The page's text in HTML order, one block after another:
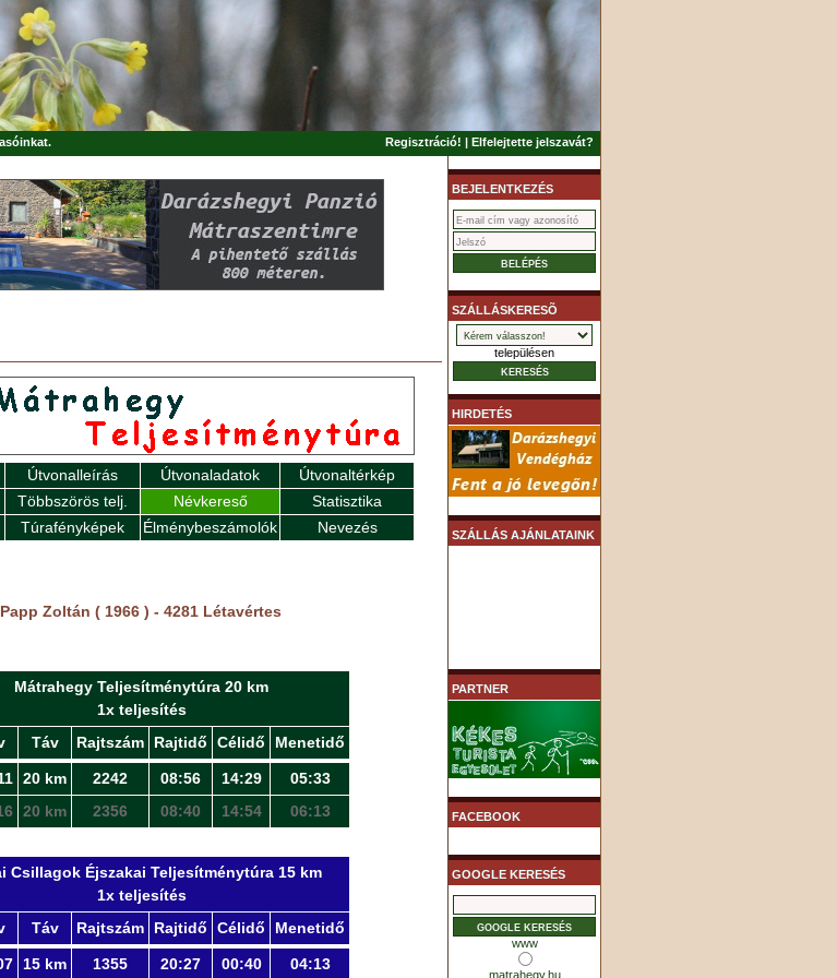
Regisztráció! | Elfelejtette jelszavát?
Útvonalleírás Útvonaladatok
Útvonaltérkép
Többszörös telj. Névkereső
Statisztika
Túrafényképek Élménybeszámolók Nevezés
Papp Zoltán ( 1966 ) - 4281 Létavértes
Mátrahegy Teljesítménytúra 20 km
1x teljesítés
Táv Rajtszám Rajtidő Célidő Menetidő
20 km 2242 08:56 14:29
05:33
20 km 2356 08:40 14:54 06:13
Csillagok Éjszakai Teljesítménytúra 15 km
1x teljesítés
Táv Rajtszám Rajtidő Célidő Menetidő
15 km 1355 20:27 00:40 04:13
BEJELENTKEZÉS
SZÁLLÁSKERESÕ
településen
HIRDETÉS
SZÁLLÁS AJÁNLATAINK
PARTNER
FACEBOOK
GOOGLE KERESÉS
www
matrahegy.hu